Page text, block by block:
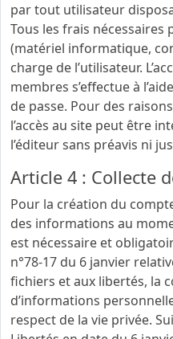
par tout utilisateur
Tous les frais nécessaires
(matériel informatique,
charge de l’utilisateur.
membres s’effectue à
de passe. Pour des
l’accès au site peut être
l’éditeur sans préavis ni
Article 4 : Collecte
Pour la création du
des informations au
est nécessaire et
n°78-17 du 6 janvier
fichiers et aux libertés, la
d’informations
respect de la vie privée.